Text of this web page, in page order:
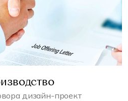
дизайн-проект